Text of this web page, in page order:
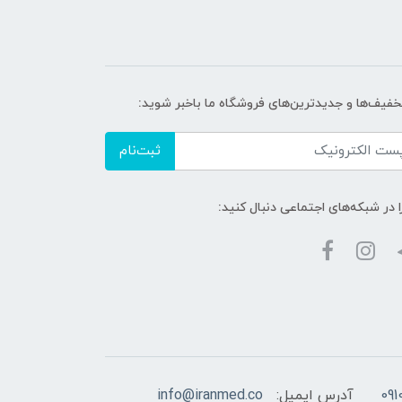
و جدیدترین‌های فروشگاه ما باخبر شوید:
ثبت‌نام
در شبکه‌های اجتماعی دنبال کنید:
آدرس ایمیل: info@iranmed.co